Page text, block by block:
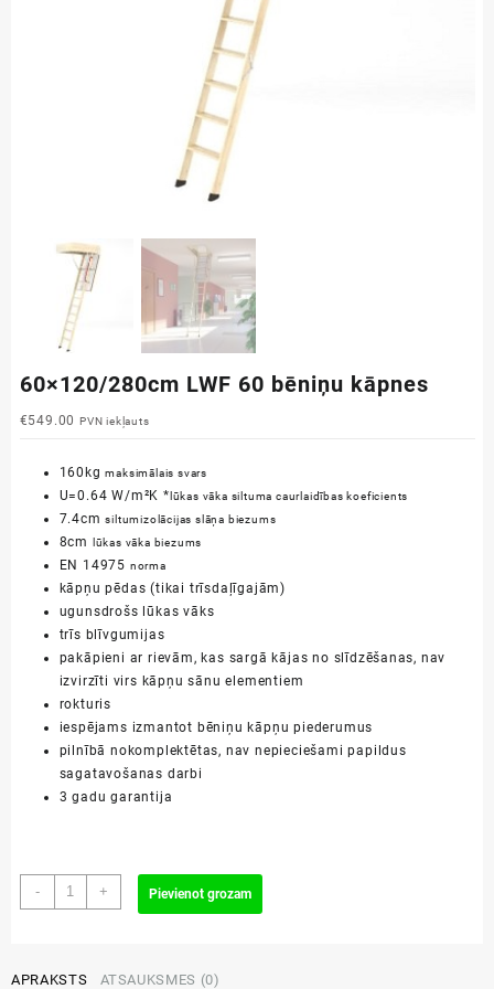
60×120/280cm LWF 60 bēniņu kāpnes
€549.00 PVN iekļauts
160kgmaksimālais svars
U=0.64 W/m²K * lūkas vāka siltuma caurlaidības koeficients
7.4cmsiltumizolācijas slāņa biezums
8cm lūkas vāka biezums
EN 14975 norma
kāpņu pēdas (tikai trīsdaļīgajām)
ugunsdrošs lūkas vāks
trīs blīvgumijas
pakāpieni ar rievām, kas sargā kājas no slīdzēšanas, nav
izvirzīti virs kāpņu sānu elementiem
rokturis
iespējams izmantot bēniņu kāpņu piederumus
pilnībā nokomplektētas, nav nepieciešami papildus
sagatavošanas darbi
3 gadu garantija
-
60x120/280cm
LWF
kāpnes
+ Pievienot grozam
APRAKSTS ATSAUKSMES (0)